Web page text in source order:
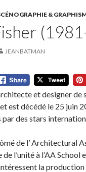
&
JEANBATMAN
et designer de
est décédé le 25 juin
par des stars
de l’ Architectural
de l’unité à l’AA
la